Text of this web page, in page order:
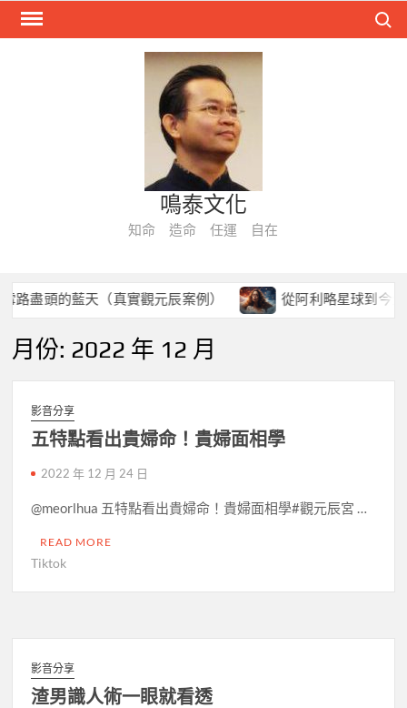
Skip
鳴泰文化
知命 造命 任運 自在
的藍天（真實觀元辰案例） 從阿利略星球到今生病痛
月份: 2022 年 12 月
影音分享
五特點看出貴婦命！貴婦面相學
2022 年 12 月 24 日
@meorlhua 五特點看出貴婦命！貴婦面相學#觀元辰宮 …
READ MORE
Tiktok
影音分享
渣男識人術一眼就看透